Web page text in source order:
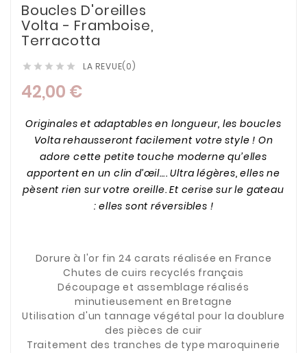
Boucles D'oreilles
Volta - Framboise,
Terracotta
     LA REVUE(0)
42,00 €
Originales et adaptables en longueur, les boucles
Volta rehausseront facilement votre style ! On
adore cette petite touche moderne qu’elles
apportent en un clin d’œil…. Ultra légères, elles ne
pèsent rien sur votre oreille. Et cerise sur le gateau
: elles sont réversibles !
Dorure à l'or fin 24 carats réalisée en France
Chutes de cuirs recyclés français
Découpage et assemblage réalisés
minutieusement en Bretagne
Utilisation d'un tannage végétal pour la doublure
des pièces de cuir
Traitement des tranches de type maroquinerie